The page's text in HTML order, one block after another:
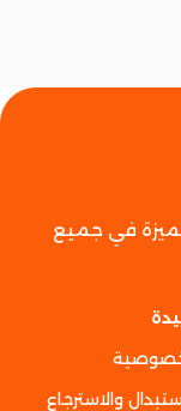
في جميع
والاسترجاع